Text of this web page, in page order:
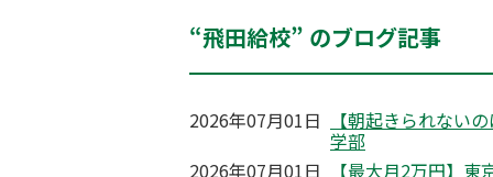
“飛田給校” のブログ記事
2026年07月01日 【朝起きられない
学部
2026年07月01日
【最大月2万円】